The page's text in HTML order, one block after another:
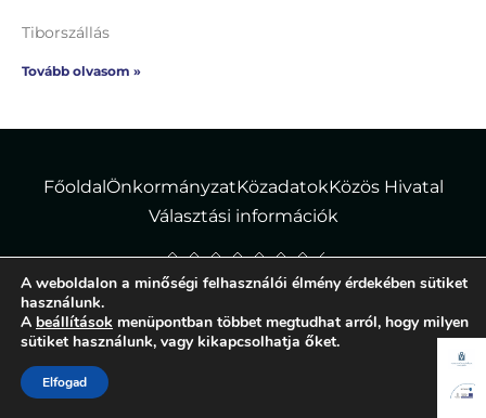
Tiborszállás
Tovább olvasom »
FőoldalÖnkormányzatKözadatokKözös Hivatal
Választási információk
© Tiborszállás Község Önkormányzata – Minden jog fenntartva!
Adatvédelmi tájékoztató|Süti szabályzat
A weboldalon a minőségi felhasználói élmény érdekében sütiket
használunk.
A beállítások menüpontban többet megtudhat arról, hogy milyen
sütiket használunk, vagy kikapcsolhatja őket.
Elfogad